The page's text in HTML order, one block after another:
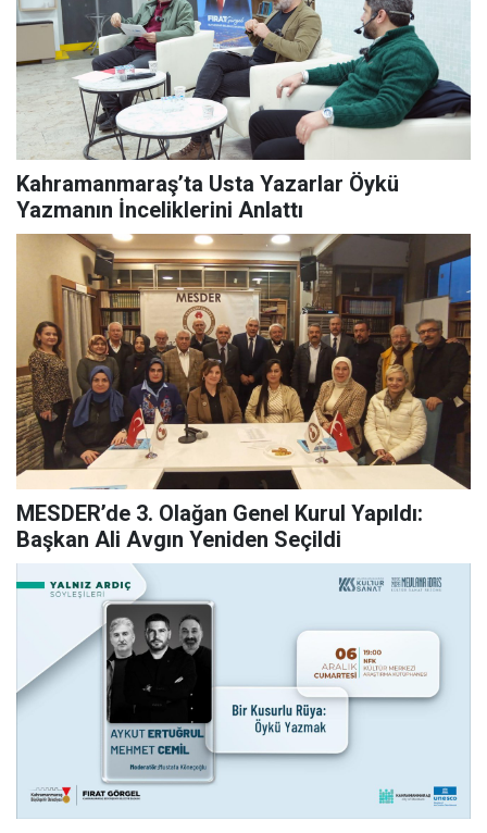
Kahramanmaraş’ta Usta Yazarlar Öykü
Yazmanın İnceliklerini Anlattı
MESDER’de 3. Olağan Genel Kurul Yapıldı:
Başkan Ali Avgın Yeniden Seçildi